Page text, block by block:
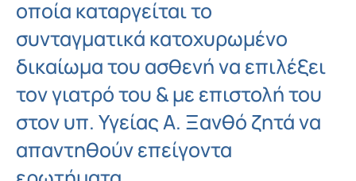
οποία καταργείται το
συνταγματικά κατοχυρωμένο
δικαίωμα του ασθενή να επιλέξει
τον γιατρό του & με επιστολή του
στον υπ. Υγείας Α. Ξανθό ζητά να
απαντηθούν επείγοντα